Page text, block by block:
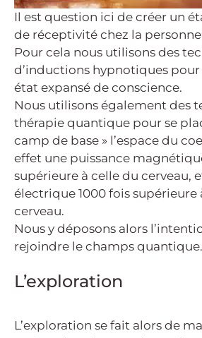
Il est question ici de créer un
de réceptivité chez la
Pour cela nous utilisons des
d’inductions hypnotiques
état expansé de conscience.
Nous utilisons également des
thérapie quantique pour se
camp de base » l’espace du
effet une puissance
supérieure à celle du cerveau,
électrique 1000 fois supérieure
cerveau.
Nous y déposons alors
rejoindre le champs quantique.
L’exploration
L’exploration se fait alors de